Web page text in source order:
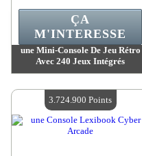
une Mini-Console De Jeu Rétro
Avec 240 Jeux Intégrés
Quantité Disponible :4
ÇA
M'INTERESSE
3.724.900 Points